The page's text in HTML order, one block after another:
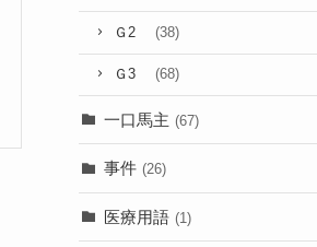
Ｇ2 (38)
Ｇ3 (68)
一口馬主 (67)
事件 (26)
医療用語 (1)